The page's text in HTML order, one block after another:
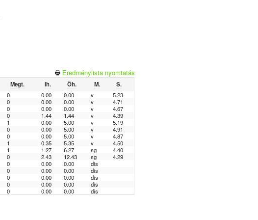
Eredménylista nyomtatás
Megt. Ih. Öh. M.
S.
0 0.00 0.00 v
5.23
0 0.00 0.00 v
4.71
0 0.00 0.00 v
4.67
0 1.44 1.44 v
4.39
1 0.00 5.00 v
5.19
0 0.00 5.00 v
4.91
0 0.00 5.00 v
4.87
1 0.35 5.35 v
4.50
1 1.27 6.27 sg
4.40
0 2.43 12.43 sg
4.29
0 0.00 0.00
dis
0 0.00 0.00
dis
0 0.00 0.00
dis
0 0.00 0.00
dis
0 0.00 0.00 dis